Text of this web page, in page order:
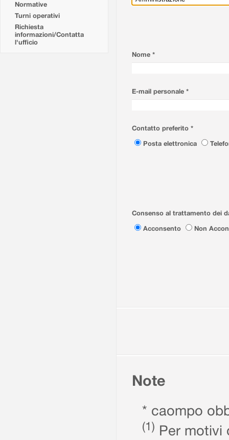
Normative
Turni operativi
Richiesta
informazioni/Contatta
l'ufficio
Nome *
E-mail personale *
Contatto preferito *
Posta elettronica
Consenso al trattamento dei
Acconsento
Non
Note
* caompo
(1) Per motivi